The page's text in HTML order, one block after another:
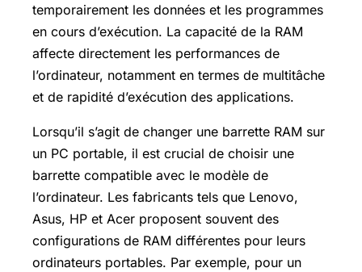
temporairement les données et les programmes
en cours d’exécution. La capacité de la RAM
affecte directement les performances de
l’ordinateur, notamment en termes de multitâche
et de rapidité d’exécution des applications.
Lorsqu’il s’agit de changer une barrette RAM sur
un PC portable, il est crucial de choisir une
barrette compatible avec le modèle de
l’ordinateur. Les fabricants tels que Lenovo,
Asus, HP et Acer proposent souvent des
configurations de RAM différentes pour leurs
ordinateurs portables. Par exemple, pour un